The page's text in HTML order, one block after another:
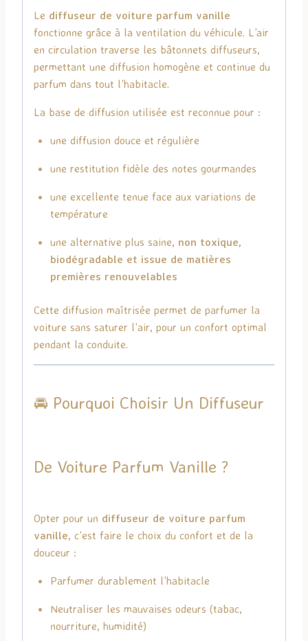
Le diffuseur de voiture parfum vanille
fonctionne grâce à la ventilation du véhicule. L’air
en circulation traverse les bâtonnets diffuseurs,
permettant une diffusion homogène et continue du
parfum dans tout l’habitacle.
La base de diffusion utilisée est reconnue pour :
une diffusion douce et régulière
une restitution fidèle des notes gourmandes
une excellente tenue face aux variations de
température
une alternative plus saine, non toxique,
biodégradable et issue de matières
premières renouvelables
Cette diffusion maîtrisée permet de parfumer la
voiture sans saturer l’air, pour un confort optimal
pendant la conduite.
🚘 Pourquoi Choisir Un Diffuseur
De Voiture Parfum Vanille ?
Opter pour un diffuseur de voiture parfum
vanille, c’est faire le choix du confort et de la
douceur :
Parfumer durablement l’habitacle
Neutraliser les mauvaises odeurs (tabac,
nourriture, humidité)